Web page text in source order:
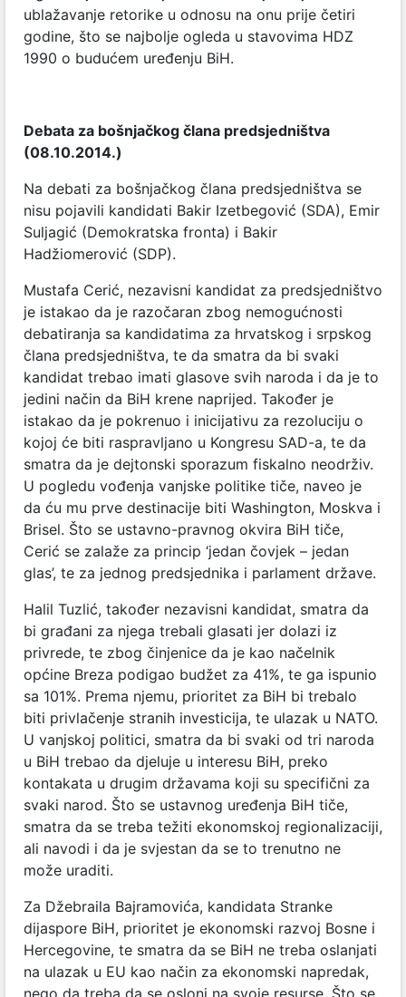
ublažavanje retorike u odnosu na onu prije četiri
godine, što se najbolje ogleda u stavovima HDZ
1990 o budućem uređenju BiH.
Debata za bošnjačkog člana predsjedništva
(08.10.2014.)
Na debati za bošnjačkog člana predsjedništva se
nisu pojavili kandidati Bakir Izetbegović (SDA), Emir
Suljagić (Demokratska fronta) i Bakir
Hadžiomerović (SDP).
Mustafa Cerić, nezavisni kandidat za predsjedništvo
je istakao da je razočaran zbog nemogućnosti
debatiranja sa kandidatima za hrvatskog i srpskog
člana predsjedništva, te da smatra da bi svaki
kandidat trebao imati glasove svih naroda i da je to
jedini način da BiH krene naprijed. Također je
istakao da je pokrenuo i inicijativu za rezoluciju o
kojoj će biti raspravljano u Kongresu SAD-a, te da
smatra da je dejtonski sporazum fiskalno neodrživ.
U pogledu vođenja vanjske politike tiče, naveo je
da ću mu prve destinacije biti Washington, Moskva i
Brisel. Što se ustavno-pravnog okvira BiH tiče,
Cerić se zalaže za princip ‘jedan čovjek – jedan
glas’, te za jednog predsjednika i parlament države.
Halil Tuzlić, također nezavisni kandidat, smatra da
bi građani za njega trebali glasati jer dolazi iz
privrede, te zbog činjenice da je kao načelnik
općine Breza podigao budžet za 41%, te ga ispunio
sa 101%. Prema njemu, prioritet za BiH bi trebalo
biti privlačenje stranih investicija, te ulazak u NATO.
U vanjskoj politici, smatra da bi svaki od tri naroda
u BiH trebao da djeluje u interesu BiH, preko
kontakata u drugim državama koji su specifični za
svaki narod. Što se ustavnog uređenja BiH tiče,
smatra da se treba težiti ekonomskoj regionalizaciji,
ali navodi i da je svjestan da se to trenutno ne
može uraditi.
Za Džebraila Bajramovića, kandidata Stranke
dijaspore BiH, prioritet je ekonomski razvoj Bosne i
Hercegovine, te smatra da se BiH ne treba oslanjati
na ulazak u EU kao način za ekonomski napredak,
nego da treba da se osloni na svoje resurse. Što se